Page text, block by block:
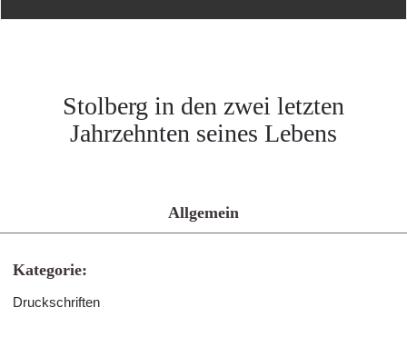
Stolberg in den zwei letzten
Jahrzehnten seines Lebens
Allgemein
Kategorie:
Druckschriften